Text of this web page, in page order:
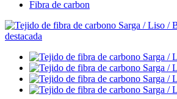
Fibra de carbon